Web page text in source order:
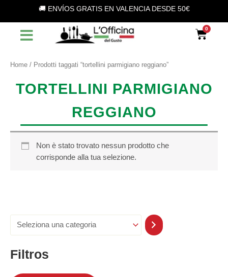
contenuto
🚚 ENVÍOS GRATIS EN VALENCIA DESDE 50€
l
o
a
Filtros
Home / Prodotti taggati “tortellini parmigiano reggiano”
TORTELLINI PARMIGIANO
REGGIANO
Non è stato trovato nessun prodotto che
corrisponde alla tua selezione.